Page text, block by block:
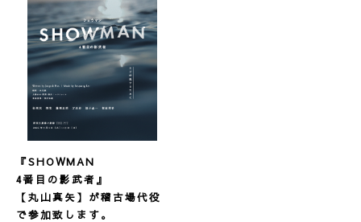
『SHOWMAN
4番目の影武者 』
【丸山真矢】が稽古場代役
で参加致します。